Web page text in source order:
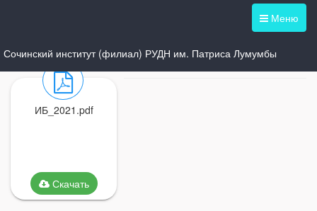
Меню
Сочинский институт (филиал) РУДН им. Патриса Лумумбы
ИБ_2021.pdf
Скачать